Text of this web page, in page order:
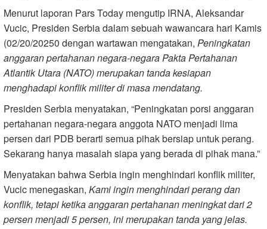
Menurut laporan Pars Today mengutip IRNA, Aleksandar
Vucic, Presiden Serbia dalam sebuah wawancara hari Kamis
(02/20/20250 dengan wartawan mengatakan, Peningkatan
anggaran pertahanan negara-negara Pakta Pertahanan
Atlantik Utara (NATO) merupakan tanda kesiapan
menghadapi konflik militer di masa mendatang.
Presiden Serbia menyatakan, “Peningkatan porsi anggaran
pertahanan negara-negara anggota NATO menjadi lima
persen dari PDB berarti semua pihak bersiap untuk perang.
Sekarang hanya masalah siapa yang berada di pihak mana.”
Menyatakan bahwa Serbia ingin menghindari konflik militer,
Vucic menegaskan, Kami ingin menghindari perang dan
konflik, tetapi ketika anggaran pertahanan meningkat dari 2
persen menjadi 5 persen, ini merupakan tanda yang jelas.